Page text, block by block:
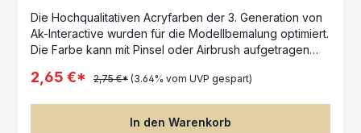
Die Hochqualitativen Acryfarben der 3. Generation von
Ak-Interactive wurden für die Modellbemalung optimiert.
Die Farbe kann mit Pinsel oder Airbrush aufgetragen
2,65 €* 2,75 €* (3.64% vom UVP gespart)
In den Warenkorb